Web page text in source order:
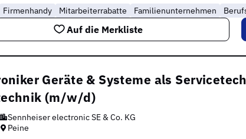
Firmenhandy Mitarbeiterrabatte Familienunternehmen
Auf die Merkliste
Geräte & Systeme als
(m/w/d)
Sennheiser electronic SE & Co. KG
Peine